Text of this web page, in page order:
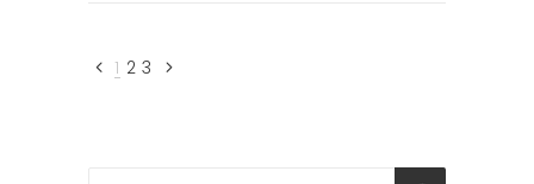
1 2 3